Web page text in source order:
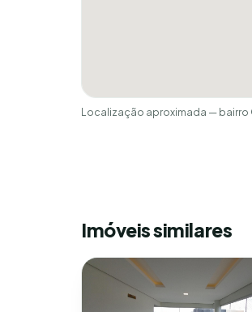
Localização aproximada —
Imóveis similares